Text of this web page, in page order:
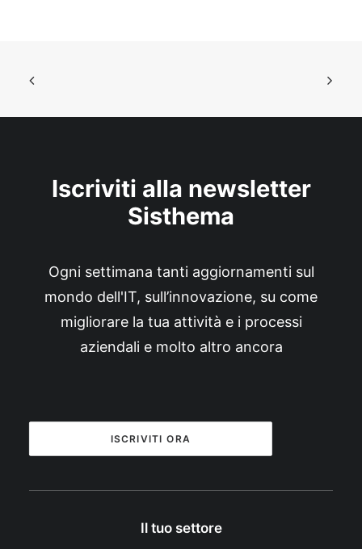
Iscriviti alla newsletter
Sisthema
Ogni settimana tanti aggiornamenti sul
mondo dell'IT, sull’innovazione, su come
migliorare la tua attività e i processi
aziendali e molto altro ancora
ISCRIVITI ORA
Il tuo settore